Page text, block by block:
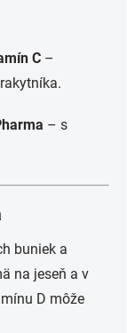
C –
– s
buniek a
na jeseň a v
D môže